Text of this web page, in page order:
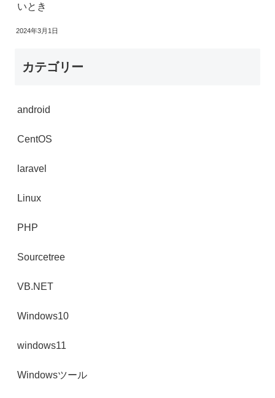
いとき
2024年3月1日
カテゴリー
android
CentOS
laravel
Linux
PHP
Sourcetree
VB.NET
Windows10
windows11
Windowsツール